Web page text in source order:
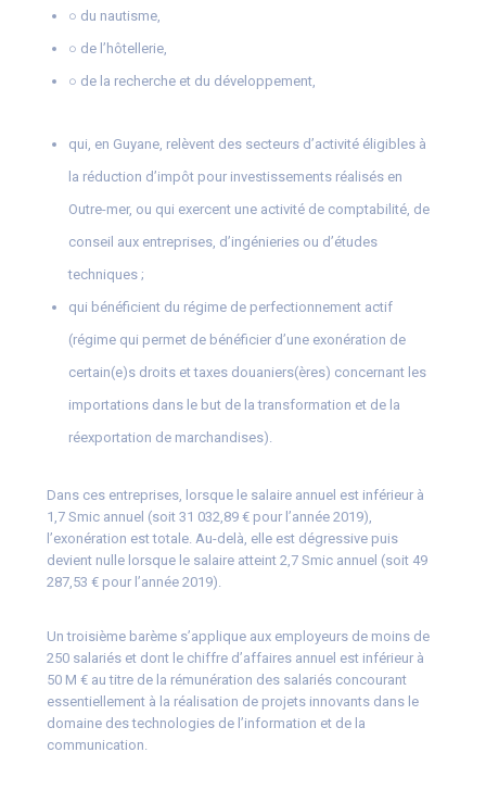
○ du nautisme,
○ de l’hôtellerie,
○ de la recherche et du développement,
qui, en Guyane, relèvent des secteurs d’activité éligibles à
la réduction d’impôt pour investissements réalisés en
Outre-mer, ou qui exercent une activité de comptabilité, de
conseil aux entreprises, d’ingénieries ou d’études
techniques ;
qui bénéficient du régime de perfectionnement actif
(régime qui permet de bénéficier d’une exonération de
certain(e)s droits et taxes douaniers(ères) concernant les
importations dans le but de la transformation et de la
réexportation de marchandises).
Dans ces entreprises, lorsque le salaire annuel est inférieur à
1,7 Smic annuel (soit 31 032,89 € pour l’année 2019),
l’exonération est totale. Au-delà, elle est dégressive puis
devient nulle lorsque le salaire atteint 2,7 Smic annuel (soit 49
287,53 € pour l’année 2019).
Un troisième barème s’applique aux employeurs de moins de
250 salariés et dont le chiffre d’affaires annuel est inférieur à
50 M € au titre de la rémunération des salariés concourant
essentiellement à la réalisation de projets innovants dans le
domaine des technologies de l’information et de la
communication.